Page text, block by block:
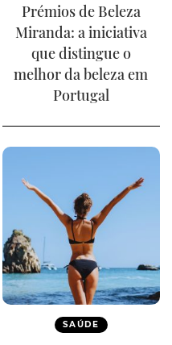
Prémios de Beleza
Miranda: a iniciativa
que distingue o
melhor da beleza em
Portugal
SAÚDE